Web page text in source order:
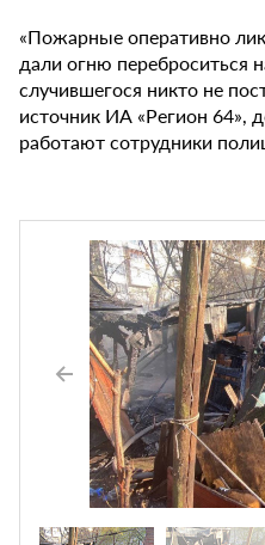
«Пожарные оперативно
дали огню переброситься
случившегося никто не
источник ИА «Регион 64»,
работают сотрудники